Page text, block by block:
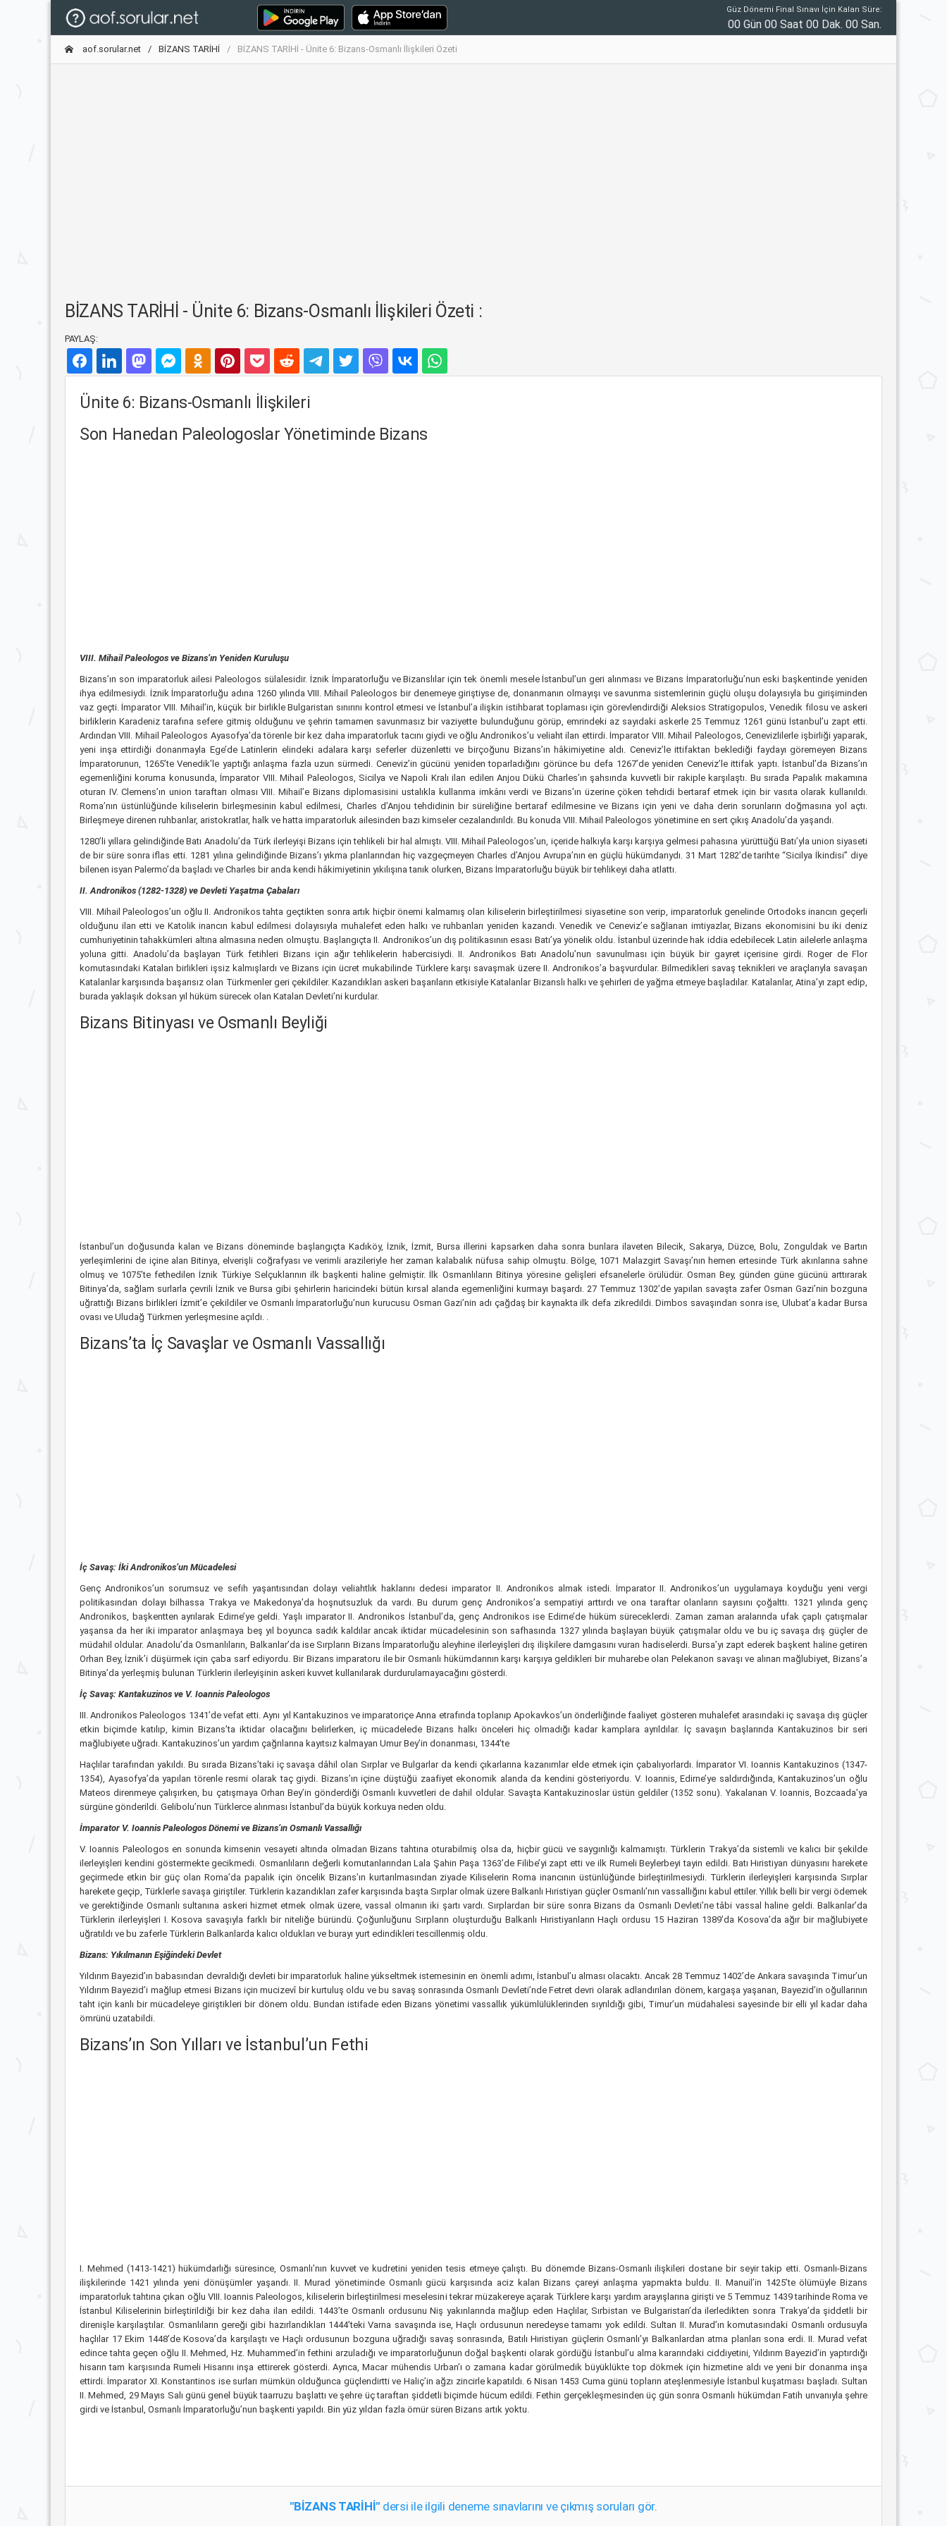
Güz Dönemi Final Sınavı İçin Kalan Süre:
00 Gün 00 Saat 00 Dak. 00 San.
aof.sorular.net BİZANS TARİHİ BİZANS TARİHİ - Ünite 6: Bizans-Osmanlı İlişkileri Özeti
BİZANS TARİHİ - Ünite 6: Bizans-Osmanlı İlişkileri Özeti :
PAYLAŞ:
Ünite 6: Bizans-Osmanlı İlişkileri
Son Hanedan Paleologoslar Yönetiminde Bizans
VIII. Mihail Paleologos ve Bizans’ın Yeniden Kuruluşu
Bizans’ın son imparatorluk ailesi Paleologos sülalesidir. İznik İmparatorluğu ve Bizanslılar için tek önemli mesele İstanbul’un geri alınması ve Bizans İmparatorluğu’nun eski başkentinde yeniden
ihya edilmesiydi. İznik İmparatorluğu adına 1260 yılında VIII. Mihail Paleologos bir denemeye giriştiyse de, donanmanın olmayışı ve savunma sistemlerinin güçlü oluşu dolayısıyla bu girişiminden
vaz geçti. İmparator VIII. Mihail’in, küçük bir birlikle Bulgaristan sınırını kontrol etmesi ve İstanbul’a ilişkin istihbarat toplaması için görevlendirdiği Aleksios Stratigopulos, Venedik filosu ve askeri
birliklerin Karadeniz tarafına sefere gitmiş olduğunu ve şehrin tamamen savunmasız bir vaziyette bulunduğunu görüp, emrindeki az sayıdaki askerle 25 Temmuz 1261 günü İstanbul’u zapt etti.
Ardından VIII. Mihail Paleologos Ayasofya’da törenle bir kez daha imparatorluk tacını giydi ve oğlu Andronikos’u veliaht ilan ettirdi. İmparator VIII. Mihail Paleologos, Cenevizlilerle işbirliği yaparak,
yeni inşa ettirdiği donanmayla Ege’de Latinlerin elindeki adalara karşı seferler düzenletti ve birçoğunu Bizans’ın hâkimiyetine aldı. Ceneviz’le ittifaktan beklediği faydayı göremeyen Bizans
İmparatorunun, 1265’te Venedik’le yaptığı anlaşma fazla uzun sürmedi. Ceneviz’in gücünü yeniden toparladığını görünce bu defa 1267’de yeniden Ceneviz’le ittifak yaptı. İstanbul’da Bizans’ın
egemenliğini koruma konusunda, İmparator VIII. Mihail Paleologos, Sicilya ve Napoli Kralı ilan edilen Anjou Dükü Charles’ın şahsında kuvvetli bir rakiple karşılaştı. Bu sırada Papalık makamına
oturan IV. Clemens’ın union taraftarı olması VIII. Mihail’e Bizans diplomasisini ustalıkla kullanma imkânı verdi ve Bizans’ın üzerine çöken tehdidi bertaraf etmek için bir vasıta olarak kullanıldı.
Roma’nın üstünlüğünde kiliselerin birleşmesinin kabul edilmesi, Charles d’Anjou tehdidinin bir süreliğine bertaraf edilmesine ve Bizans için yeni ve daha derin sorunların doğmasına yol açtı.
Birleşmeye direnen ruhbanlar, aristokratlar, halk ve hatta imparatorluk ailesinden bazı kimseler cezalandırıldı. Bu konuda VIII. Mihail Paleologos yönetimine en sert çıkış Anadolu’da yaşandı.
1280’li yıllara gelindiğinde Batı Anadolu’da Türk ilerleyişi Bizans için tehlikeli bir hal almıştı. VIII. Mihail Paleologos’un, içeride halkıyla karşı karşıya gelmesi pahasına yürüttüğü Batı’yla union siyaseti
de bir süre sonra iflas etti. 1281 yılına gelindiğinde Bizans’ı yıkma planlarından hiç vazgeçmeyen Charles d’Anjou Avrupa’nın en güçlü hükümdarıydı. 31 Mart 1282’de tarihte “Sicilya İkindisi” diye
bilenen isyan Palermo’da başladı ve Charles bir anda kendi hâkimiyetinin yıkılışına tanık olurken, Bizans İmparatorluğu büyük bir tehlikeyi daha atlattı.
II. Andronikos (1282-1328) ve Devleti Yaşatma Çabaları
VIII. Mihail Paleologos’un oğlu II. Andronikos tahta geçtikten sonra artık hiçbir önemi kalmamış olan kiliselerin birleştirilmesi siyasetine son verip, imparatorluk genelinde Ortodoks inancın geçerli
olduğunu ilan etti ve Katolik inancın kabul edilmesi dolayısıyla muhalefet eden halkı ve ruhbanları yeniden kazandı. Venedik ve Ceneviz’e sağlanan imtiyazlar, Bizans ekonomisini bu iki deniz
cumhuriyetinin tahakkümleri altına almasına neden olmuştu. Başlangıçta II. Andronikos’un dış politikasının esası Batı’ya yönelik oldu. İstanbul üzerinde hak iddia edebilecek Latin ailelerle anlaşma
yoluna gitti. Anadolu’da başlayan Türk fetihleri Bizans için ağır tehlikelerin habercisiydi. II. Andronikos Batı Anadolu’nun savunulması için büyük bir gayret içerisine girdi. Roger de Flor
komutasındaki Katalan birlikleri işsiz kalmışlardı ve Bizans için ücret mukabilinde Türklere karşı savaşmak üzere II. Andronikos’a başvurdular. Bilmedikleri savaş teknikleri ve araçlarıyla savaşan
Katalanlar karşısında başarısız olan Türkmenler geri çekildiler. Kazandıkları askeri başarıların etkisiyle Katalanlar Bizanslı halkı ve şehirleri de yağma etmeye başladılar. Katalanlar, Atina’yı zapt edip,
burada yaklaşık doksan yıl hüküm sürecek olan Katalan Devleti’ni kurdular.
Bizans Bitinyası ve Osmanlı Beyliği
İstanbul’un doğusunda kalan ve Bizans döneminde başlangıçta Kadıköy, İznik, İzmit, Bursa illerini kapsarken daha sonra bunlara ilaveten Bilecik, Sakarya, Düzce, Bolu, Zonguldak ve Bartın
yerleşimlerini de içine alan Bitinya, elverişli coğrafyası ve verimli arazileriyle her zaman kalabalık nüfusa sahip olmuştu. Bölge, 1071 Malazgirt Savaşı’nın hemen ertesinde Türk akınlarına sahne
olmuş ve 1075’te fethedilen İznik Türkiye Selçuklarının ilk başkenti haline gelmiştir. İlk Osmanlıların Bitinya yöresine gelişleri efsanelerle örülüdür. Osman Bey, günden güne gücünü arttırarak
Bitinya’da, sağlam surlarla çevrili İznik ve Bursa gibi şehirlerin haricindeki bütün kırsal alanda egemenliğini kurmayı başardı. 27 Temmuz 1302’de yapılan savaşta zafer Osman Gazi’nin bozguna
uğrattığı Bizans birlikleri İzmit’e çekildiler ve Osmanlı İmparatorluğu’nun kurucusu Osman Gazi’nin adı çağdaş bir kaynakta ilk defa zikredildi. Dimbos savaşından sonra ise, Ulubat’a kadar Bursa
ovası ve Uludağ Türkmen yerleşmesine açıldı. .
Bizans’ta İç Savaşlar ve Osmanlı Vassallığı
İç Savaş: İki Andronikos’un Mücadelesi
Genç Andronikos’un sorumsuz ve sefih yaşantısından dolayı veliahtlık haklarını dedesi imparator II. Andronikos almak istedi. İmparator II. Andronikos’un uygulamaya koyduğu yeni vergi
politikasından dolayı bilhassa Trakya ve Makedonya’da hoşnutsuzluk da vardı. Bu durum genç Andronikos’a sempatiyi arttırdı ve ona taraftar olanların sayısını çoğalttı. 1321 yılında genç
Andronikos, başkentten ayrılarak Edirne’ye geldi. Yaşlı imparator II. Andronikos İstanbul’da, genç Andronikos ise Edirne’de hüküm süreceklerdi. Zaman zaman aralarında ufak çaplı çatışmalar
yaşansa da her iki imparator anlaşmaya beş yıl boyunca sadık kaldılar ancak iktidar mücadelesinin son safhasında 1327 yılında başlayan büyük çatışmalar oldu ve bu iç savaşa dış güçler de
müdahil oldular. Anadolu’da Osmanlıların, Balkanlar’da ise Sırpların Bizans İmparatorluğu aleyhine ilerleyişleri dış ilişkilere damgasını vuran hadiselerdi. Bursa’yı zapt ederek başkent haline getiren
Orhan Bey, İznik’i düşürmek için çaba sarf ediyordu. Bir Bizans imparatoru ile bir Osmanlı hükümdarının karşı karşıya geldikleri bir muharebe olan Pelekanon savaşı ve alınan mağlubiyet, Bizans’a
Bitinya’da yerleşmiş bulunan Türklerin ilerleyişinin askeri kuvvet kullanılarak durdurulamayacağını gösterdi.
İç Savaş: Kantakuzinos ve V. Ioannis Paleologos
III. Andronikos Paleologos 1341’de vefat etti. Aynı yıl Kantakuzinos ve imparatoriçe Anna etrafında toplanıp Apokavkos’un önderliğinde faaliyet gösteren muhalefet arasındaki iç savaşa dış güçler
etkin biçimde katılıp, kimin Bizans’ta iktidar olacağını belirlerken, iç mücadelede Bizans halkı önceleri hiç olmadığı kadar kamplara ayrıldılar. İç savaşın başlarında Kantakuzinos bir seri
mağlubiyete uğradı. Kantakuzinos’un yardım çağrılarına kayıtsız kalmayan Umur Bey’in donanması, 1344’te
Haçlılar tarafından yakıldı. Bu sırada Bizans’taki iç savaşa dâhil olan Sırplar ve Bulgarlar da kendi çıkarlarına kazanımlar elde etmek için çabalıyorlardı. İmparator VI. Ioannis Kantakuzinos (1347-
1354), Ayasofya’da yapılan törenle resmi olarak taç giydi. Bizans’ın içine düştüğü zaafiyet ekonomik alanda da kendini gösteriyordu. V. Ioannis, Edirne’ye saldırdığında, Kantakuzinos’un oğlu
Mateos direnmeye çalışırken, bu çatışmaya Orhan Bey’in gönderdiği Osmanlı kuvvetleri de dahil oldular. Savaşta Kantakuzinoslar üstün geldiler (1352 sonu). Yakalanan V. Ioannis, Bozcaada’ya
sürgüne gönderildi. Gelibolu’nun Türklerce alınması İstanbul’da büyük korkuya neden oldu.
İmparator V. Ioannis Paleologos Dönemi ve Bizans’ın Osmanlı Vassallığı
V. Ioannis Paleologos en sonunda kimsenin vesayeti altında olmadan Bizans tahtına oturabilmiş olsa da, hiçbir gücü ve saygınlığı kalmamıştı. Türklerin Trakya’da sistemli ve kalıcı bir şekilde
ilerleyişleri kendini göstermekte gecikmedi. Osmanlıların değerli komutanlarından Lala Şahin Paşa 1363’de Filibe’yi zapt etti ve ilk Rumeli Beylerbeyi tayin edildi. Batı Hıristiyan dünyasını harekete
geçirmede etkin bir güç olan Roma’da papalık için öncelik Bizans’ın kurtarılmasından ziyade Kiliselerin Roma inancının üstünlüğünde birleştirilmesiydi. Türklerin ilerleyişleri karşısında Sırplar
harekete geçip, Türklerle savaşa giriştiler. Türklerin kazandıkları zafer karşısında başta Sırplar olmak üzere Balkanlı Hıristiyan güçler Osmanlı’nın vassallığını kabul ettiler. Yıllık belli bir vergi ödemek
ve gerektiğinde Osmanlı sultanına askeri hizmet etmek olmak üzere, vassal olmanın iki şartı vardı. Sırplardan bir süre sonra Bizans da Osmanlı Devleti’ne tâbi vassal haline geldi. Balkanlar’da
Türklerin ilerleyişleri I. Kosova savaşıyla farklı bir niteliğe büründü. Çoğunluğunu Sırpların oluşturduğu Balkanlı Hıristiyanların Haçlı ordusu 15 Haziran 1389’da Kosova’da ağır bir mağlubiyete
uğratıldı ve bu zaferle Türklerin Balkanlarda kalıcı oldukları ve burayı yurt edindikleri tescillenmiş oldu.
Bizans: Yıkılmanın Eşiğindeki Devlet
Yıldırım Bayezid’ın babasından devraldığı devleti bir imparatorluk haline yükseltmek istemesinin en önemli adımı, İstanbul’u alması olacaktı. Ancak 28 Temmuz 1402’de Ankara savaşında Timur’un
Yıldırım Bayezid’i mağlup etmesi Bizans için mucizevî bir kurtuluş oldu ve bu savaş sonrasında Osmanlı Devleti’nde Fetret devri olarak adlandırılan dönem, kargaşa yaşanan, Bayezid’in oğullarının
taht için kanlı bir mücadeleye giriştikleri bir dönem oldu. Bundan istifade eden Bizans yönetimi vassallık yükümlülüklerinden sıyrıldığı gibi, Timur’un müdahalesi sayesinde bir elli yıl kadar daha
ömrünü uzatabildi.
Bizans’ın Son Yılları ve İstanbul’un Fethi
I. Mehmed (1413-1421) hükümdarlığı süresince, Osmanlı’nın kuvvet ve kudretini yeniden tesis etmeye çalıştı. Bu dönemde Bizans-Osmanlı ilişkileri dostane bir seyir takip etti. Osmanlı-Bizans
ilişkilerinde 1421 yılında yeni dönüşümler yaşandı. II. Murad yönetiminde Osmanlı gücü karşısında aciz kalan Bizans çareyi anlaşma yapmakta buldu. II. Manuil’in 1425’te ölümüyle Bizans
imparatorluk tahtına çıkan oğlu VIII. Ioannis Paleologos, kiliselerin birleştirilmesi meselesini tekrar müzakereye açarak Türklere karşı yardım arayışlarına girişti ve 5 Temmuz 1439 tarihinde Roma ve
İstanbul Kiliselerinin birleştirildiği bir kez daha ilan edildi. 1443’te Osmanlı ordusunu Niş yakınlarında mağlup eden Haçlılar, Sırbistan ve Bulgaristan’da ilerledikten sonra Trakya’da şiddetli bir
direnişle karşılaştılar. Osmanlıların gereği gibi hazırlandıkları 1444’teki Varna savaşında ise, Haçlı ordusunun neredeyse tamamı yok edildi. Sultan II. Murad’ın komutasındaki Osmanlı ordusuyla
haçlılar 17 Ekim 1448’de Kosova’da karşılaştı ve Haçlı ordusunun bozguna uğradığı savaş sonrasında, Batılı Hıristiyan güçlerin Osmanlı’yı Balkanlardan atma planları sona erdi. II. Murad vefat
edince tahta geçen oğlu II. Mehmed, Hz. Muhammed’in fethini arzuladığı ve imparatorluğunun doğal başkenti olarak gördüğü İstanbul’u alma kararındaki ciddiyetini, Yıldırım Bayezid’in yaptırdığı
hisarın tam karşısında Rumeli Hisarını inşa ettirerek gösterdi. Ayrıca, Macar mühendis Urban’ı o zamana kadar görülmedik büyüklükte top dökmek için hizmetine aldı ve yeni bir donanma inşa
ettirdi. İmparator XI. Konstantinos ise surları mümkün olduğunca güçlendirtti ve Haliç’in ağzı zincirle kapatıldı. 6 Nisan 1453 Cuma günü topların ateşlenmesiyle İstanbul kuşatması başladı. Sultan
II. Mehmed, 29 Mayıs Salı günü genel büyük taarruzu başlattı ve şehre üç taraftan şiddetli biçimde hücum edildi. Fethin gerçekleşmesinden üç gün sonra Osmanlı hükümdarı Fatih unvanıyla şehre
girdi ve İstanbul, Osmanlı İmparatorluğu’nun başkenti yapıldı. Bin yüz yıldan fazla ömür süren Bizans artık yoktu.
"BİZANS TARİHİ" dersi ile ilgili deneme sınavlarını ve çıkmış soruları gör.